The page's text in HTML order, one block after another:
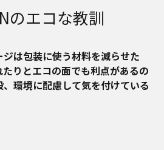
のエコな教訓
は包装に使う材料を減らせた
りとエコの面でも利点があるの
環境に配慮して気を付けている